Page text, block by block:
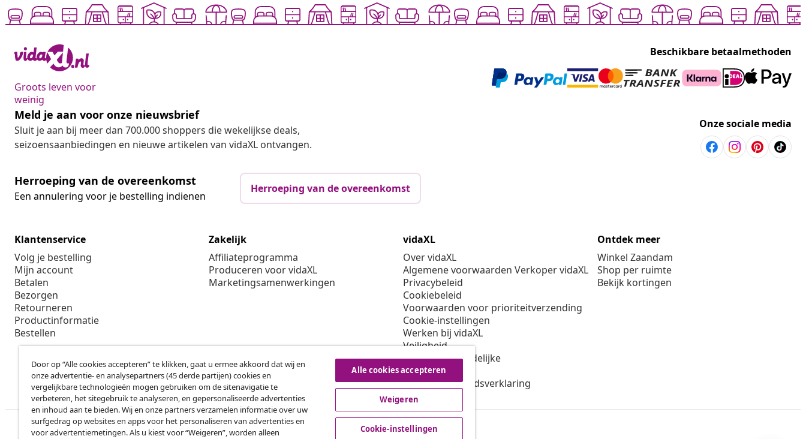
Groots leven voor
weinig
Beschikbare betaalmethoden
Meld je aan voor onze nieuwsbrief
Sluit je aan bij meer dan 700.000 shoppers die wekelijkse deals,
seizoensaanbiedingen en nieuwe artikelen van vidaXL ontvangen.
Onze sociale media
Herroeping van de overeenkomst
Een annulering voor je bestelling indienen
Herroeping van de overeenkomst
Klantenservice
Volg je bestelling
Mijn account
Betalen
Bezorgen
Retourneren
Productinformatie
Bestellen
Zakelijk
Affiliateprogramma
Produceren voor vidaXL
Marketingsamenwerkingen
vidaXL
Over vidaXL
Algemene voorwaarden Verkoper vidaXL
Privacybeleid
Cookiebeleid
Voorwaarden voor prioriteitverzending
Cookie-instellingen
Werken bij vidaXL
Veiligheid
EU verantwoordelijke
Beleid voor EPR
Toegankelijkheidsverklaring
Ontdek meer
Winkel Zaandam
Shop per ruimte
Bekijk kortingen
Door op “Alle cookies accepteren” te klikken, gaat u ermee akkoord dat wij en
onze advertentie- en analysepartners (45 derde partijen) cookies en
vergelijkbare technologieën mogen gebruiken om de sitenavigatie te
verbeteren, het sitegebruik te analyseren, en gepersonaliseerde advertenties
en inhoud aan te bieden. Wij en onze partners verzamelen informatie over uw
surfgedrag op websites en apps voor het personaliseren van advertenties en
voor advertentiemetingen. Als u kiest voor “Weigeren”, worden alleen
Alle cookies accepteren
Weigeren
Cookie-instellingen